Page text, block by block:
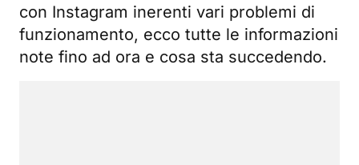
con Instagram inerenti vari problemi di
funzionamento, ecco tutte le informazioni
note fino ad ora e cosa sta succedendo.